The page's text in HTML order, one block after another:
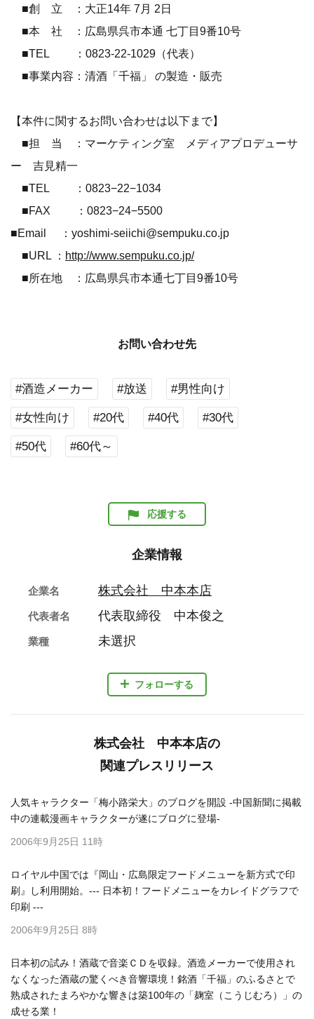
■創 立 ：大正14年 7月 2日
■本 社 ：広島県呉市本通 七丁目9番10号
■TEL ：0823-22-1029（代表）
■事業内容：清酒「千福」 の製造・販売
【本件に関するお問い合わせは以下まで】
■担 当 ：マーケティング室 メディアプロデューサ
ー 吉見精一
■TEL ：0823−22−1034
■FAX ：0823−24−5500
■Email ：yoshimi-seiichi@sempuku.co.jp
■URL ： http://www.sempuku.co.jp/
■所在地 ：広島県呉市本通七丁目9番10号
お問い合わせ先
#酒造メーカー #放送 #男性向け
#女性向け #20代 #40代 #30代
#50代 #60代～
応援する
企業情報
フォローする
企業名 株式会社 中本本店
代表者名 代表取締役 中本俊之
業種 未選択
株式会社 中本本店の
関連プレスリリース
人気キャラクター「梅小路栄大」のブログを開設 -中国新聞に掲載
中の連載漫画キャラクターが遂にブログに登場-
2006年9月25日 11時
ロイヤル中国では『岡山・広島限定フードメニューを新方式で印
刷』し利用開始。--- 日本初！フードメニューをカレイドグラフで
印刷 ---
2006年9月25日 8時
日本初の試み！酒蔵で音楽ＣＤを収録。酒造メーカーで使用され
なくなった酒蔵の驚くべき音響環境！銘酒「千福」のふるさとで
熟成されたまろやかな響きは築100年の「麹室（こうじむろ）」の
成せる業！